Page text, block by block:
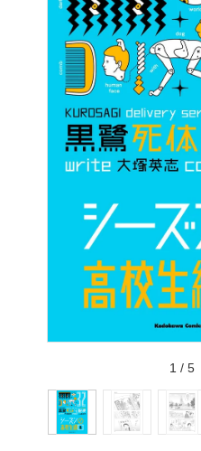
1 / 5